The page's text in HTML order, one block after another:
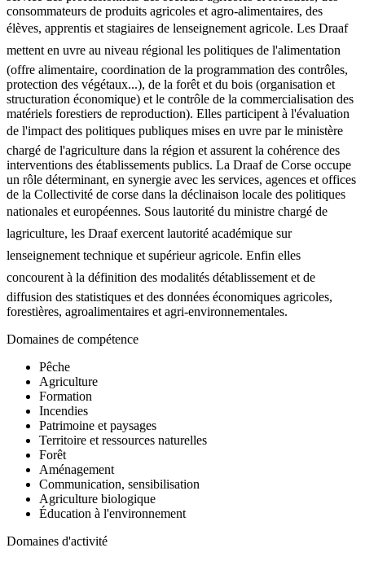
consommateurs de produits agricoles et agro-alimentaires, des
élèves, apprentis et stagiaires de lenseignement agricole. Les Draaf
mettent en uvre au niveau régional les politiques de l'alimentation
(offre alimentaire, coordination de la programmation des contrôles,
protection des végétaux...), de la forêt et du bois (organisation et
structuration économique) et le contrôle de la commercialisation des
matériels forestiers de reproduction). Elles participent à l'évaluation
de l'impact des politiques publiques mises en uvre par le ministère
chargé de l'agriculture dans la région et assurent la cohérence des
interventions des établissements publics. La Draaf de Corse occupe
un rôle déterminant, en synergie avec les services, agences et offices
de la Collectivité de corse dans la déclinaison locale des politiques
nationales et européennes. Sous lautorité du ministre chargé de
lagriculture, les Draaf exercent lautorité académique sur
lenseignement technique et supérieur agricole. Enfin elles
concourent à la définition des modalités détablissement et de
diffusion des statistiques et des données économiques agricoles,
forestières, agroalimentaires et agri-environnementales.
Domaines de compétence
Pêche
Agriculture
Formation
Incendies
Patrimoine et paysages
Territoire et ressources naturelles
Forêt
Aménagement
Communication, sensibilisation
Agriculture biologique
Éducation à l'environnement
Domaines d'activité